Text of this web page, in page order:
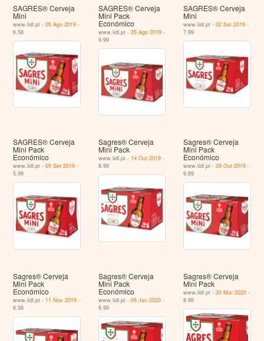
SAGRES® Cerveja
Mini
www.lidl.pt -05 Ago 2019 -
6.58
SAGRES® Cerveja
Mini Pack
Económico
www.lidl.pt - 26 Ago 2019-
9.99
SAGRES® Cerveja
Mini
www.lidl.pt -02 Set 2019 -
7.99
SAGRES® Cerveja
Mini Pack
Económico
www.lidl.pt -09 Set 2019 -
5.99
Sagres® Cerveja
Mini Pack
www.lidl.pt - 14 Out 2019-
8.99
Sagres® Cerveja
Mini Pack
Económico
www.lidl.pt -28 Out 2019 -
9.89
Sagres® Cerveja
Mini Pack
Económico
www.lidl.pt - 11 Nov 2019 -
6.58
Sagres® Cerveja
Mini Pack
Económico
www.lidl.pt - 06 Jan 2020-
8.99
Sagres® Cerveja
Mini Pack
www.lidl.pt -30 Mar 2020 -
8.99